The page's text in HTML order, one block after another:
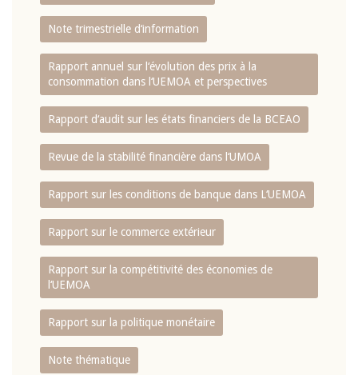
Note trimestrielle d‘information
Rapport annuel sur l‘évolution des prix à la
consommation dans l‘UEMOA et perspectives
Rapport d‘audit sur les états financiers de la BCEAO
Revue de la stabilité financière dans l‘UMOA
Rapport sur les conditions de banque dans L‘UEMOA
Rapport sur le commerce extérieur
Rapport sur la compétitivité des économies de
l‘UEMOA
Rapport sur la politique monétaire
Note thématique